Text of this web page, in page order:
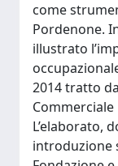
come
Pordenone.
illustrato
2014 tratto
L’elaborato,
introduzione